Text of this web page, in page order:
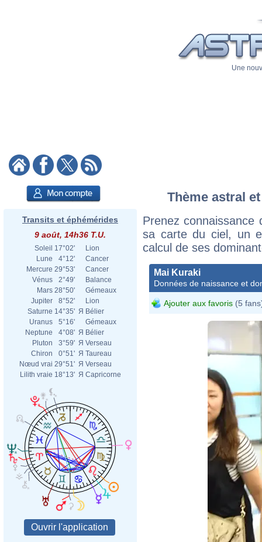
Une
Transits et éphémérides
9 août, 14h36 T.U.
Soleil 17°02'
Lion
Lune
4°12'
Cancer
Mercure 29°53'
Cancer
Vénus
2°49'
Balance
Mars 28°50'
Gémeaux
Jupiter
8°52'
Lion
Saturne 14°35' Я Bélier
Uranus
5°16'
Gémeaux
Neptune
4°08' Я Bélier
Pluton
3°59' Я Verseau
Chiron
0°51' Я Taureau
Nœud vrai 29°51' Я Verseau
Lilith vraie 18°13' Я Capricorne
Thème astral
Prenez
sa carte du ciel, un
calcul de ses
Mai Kuraki
Données de naissance et
Ajouter aux favoris (5
木麻衣擊掌